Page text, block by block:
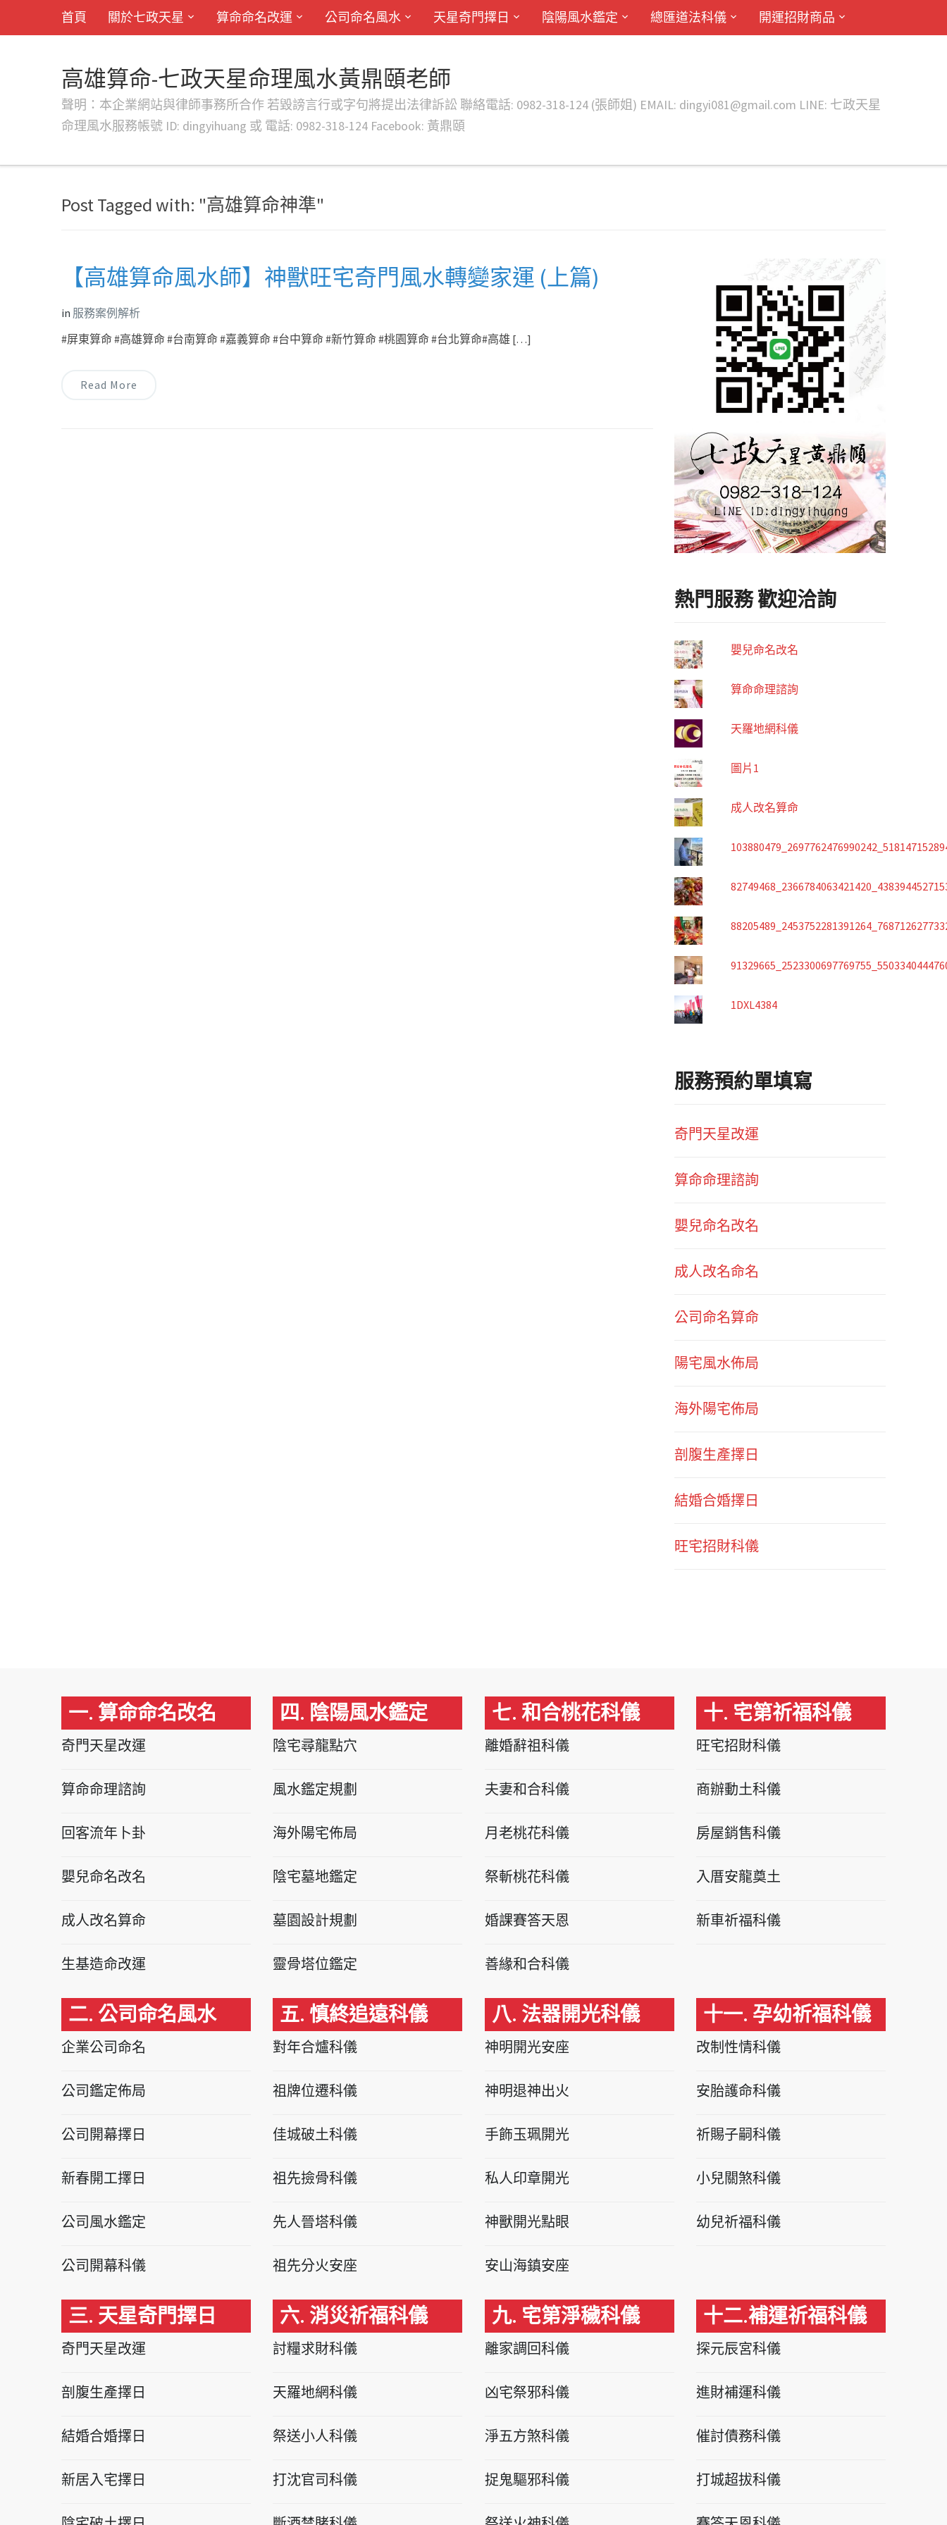
首頁 關於七政天星 算命命名改運 公司命名風水 天星奇門擇日 陰陽風水鑑定 總匯道法科儀 開運招財商品
高雄算命-七政天星命理風水黃鼎頤老師
聲明：本企業網站與律師事務所合作 若毀謗言行或字句將提出法律訴訟 聯絡電話: 0982-318-124 (張師姐) EMAIL: dingyi081@gmail.com LINE: 七政天星
命理風水服務帳號 ID: dingyihuang 或 電話: 0982-318-124 Facebook: 黃鼎頤
Post Tagged with: "高雄算命神準"
【高雄算命風水師】神獸旺宅奇門風水轉變家運 (上篇)
in 服務案例解析
#屏東算命 #高雄算命 #台南算命 #嘉義算命 #台中算命 #新竹算命 #桃園算命 #台北算命#高雄 […]
Read More
熱門服務 歡迎洽詢
嬰兒命名改名
算命命理諮詢
天羅地網科儀
圖片1
成人改名算命
1DXL4384
服務預約單填寫
奇門天星改運
算命命理諮詢
嬰兒命名改名
成人改名命名
公司命名算命
陽宅風水佈局
海外陽宅佈局
剖腹生產擇日
結婚合婚擇日
旺宅招財科儀
一. 算命命名改名
奇門天星改運
算命命理諮詢
回客流年卜卦
嬰兒命名改名
成人改名算命
生基造命改運
二. 公司命名風水
企業公司命名
公司鑑定佈局
公司開幕擇日
新春開工擇日
公司風水鑑定
公司開幕科儀
三. 天星奇門擇日
奇門天星改運
剖腹生產擇日
結婚合婚擇日
新居入宅擇日
四. 陰陽風水鑑定
陰宅尋龍點穴
風水鑑定規劃
海外陽宅佈局
陰宅墓地鑑定
墓園設計規劃
靈骨塔位鑑定
五. 慎終追遠科儀
對年合爐科儀
祖牌位遷科儀
佳城破土科儀
祖先撿骨科儀
先人晉塔科儀
祖先分火安座
六. 消災祈福科儀
討糧求財科儀
天羅地網科儀
祭送小人科儀
打沈官司科儀
七. 和合桃花科儀
離婚辭祖科儀
夫妻和合科儀
月老桃花科儀
祭斬桃花科儀
婚課賽答天恩
善緣和合科儀
八. 法器開光科儀
神明開光安座
神明退神出火
手飾玉珮開光
私人印章開光
神獸開光點眼
安山海鎮安座
九. 宅第淨穢科儀
離家調回科儀
凶宅祭邪科儀
淨五方煞科儀
捉鬼驅邪科儀
十. 宅第祈福科儀
旺宅招財科儀
商辦動土科儀
房屋銷售科儀
入厝安龍奠土
新車祈福科儀
十一. 孕幼祈福科儀
改制性情科儀
安胎護命科儀
祈賜子嗣科儀
小兒關煞科儀
幼兒祈福科儀
十二.補運祈福科儀
探元辰宮科儀
進財補運科儀
催討債務科儀
打城超拔科儀